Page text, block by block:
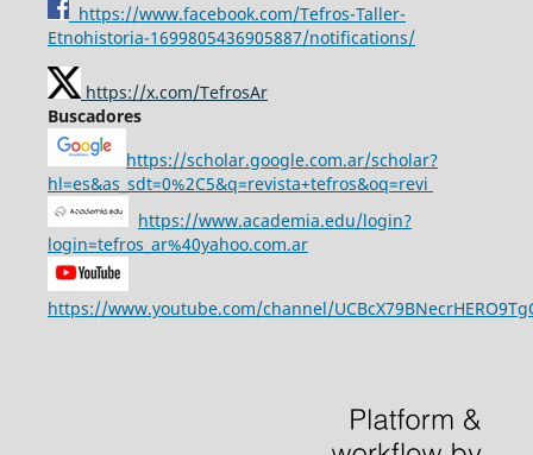
https://www.facebook.com/Tefros-Taller-
Etnohistoria-1699805436905887/notifications/
https://x.com/TefrosAr
Buscadores
https://scholar.google.com.ar/scholar?
hl=es&as_sdt=0%2C5&q=revista+tefros&oq=revi
https://www.academia.edu/login?
login=tefros_ar%40yahoo.com.ar
https://www.youtube.com/channel/